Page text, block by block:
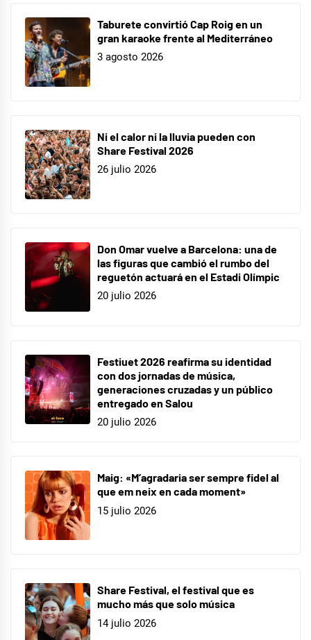
Taburete convirtió Cap Roig en un
gran karaoke frente al Mediterráneo
3 agosto 2026
Ni el calor ni la lluvia pueden con
Share Festival 2026
26 julio 2026
Don Omar vuelve a Barcelona: una de
las figuras que cambió el rumbo del
reguetón actuará en el Estadi Olímpic
20 julio 2026
Festiuet 2026 reafirma su identidad
con dos jornadas de música,
generaciones cruzadas y un público
entregado en Salou
20 julio 2026
Maig: «M’agradaria ser sempre fidel al
que em neix en cada moment»
15 julio 2026
Share Festival, el festival que es
mucho más que solo música
14 julio 2026